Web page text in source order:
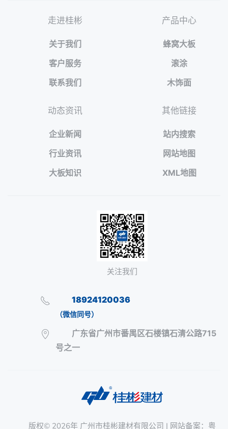
走进桂彬
关于我们
客户服务
联系我们
产品中心
蜂窝大板
滚涂
木饰面
动态资讯
企业新闻
行业资讯
大板知识
其他链接
站内搜索
网站地图
XML地图
关注我们
18924120036
（微信同号）
广东省广州市番禺区石楼镇石清公路715
号之一
版权© 2026年 广州市桂彬建材有限公司 | 网站备案： 粤